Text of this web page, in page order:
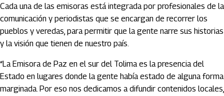
Cada una de las emisoras está integrada por profesionales de la
comunicación y periodistas que se encargan de recorrer los
pueblos y veredas, para permitir que la gente narre sus historias
y la visión que tienen de nuestro país.
“La Emisora de Paz en el sur del Tolima es la presencia del
Estado en lugares donde la gente había estado de alguna forma
marginada. Por eso nos dedicamos a difundir contenidos locales,